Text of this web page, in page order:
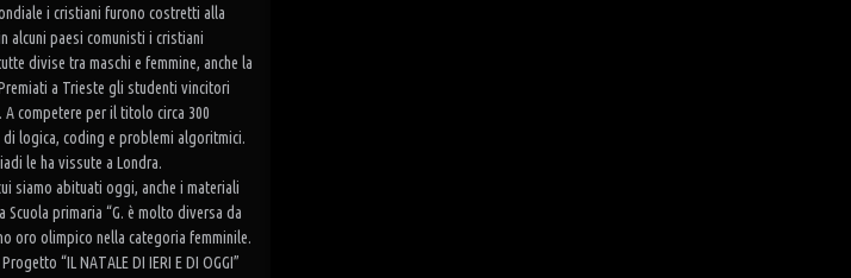
i cristiani furono costretti alla
alcuni paesi comunisti i cristiani
divise tra maschi e femmine, anche la
a Trieste gli studenti vincitori
competere per il titolo circa 300
logica, coding e problemi algoritmici.
le ha vissute a Londra.
siamo abituati oggi, anche i materiali
Scuola primaria “G. è molto diversa da
oro olimpico nella categoria femminile.
“IL NATALE DI IERI E DI OGGI”